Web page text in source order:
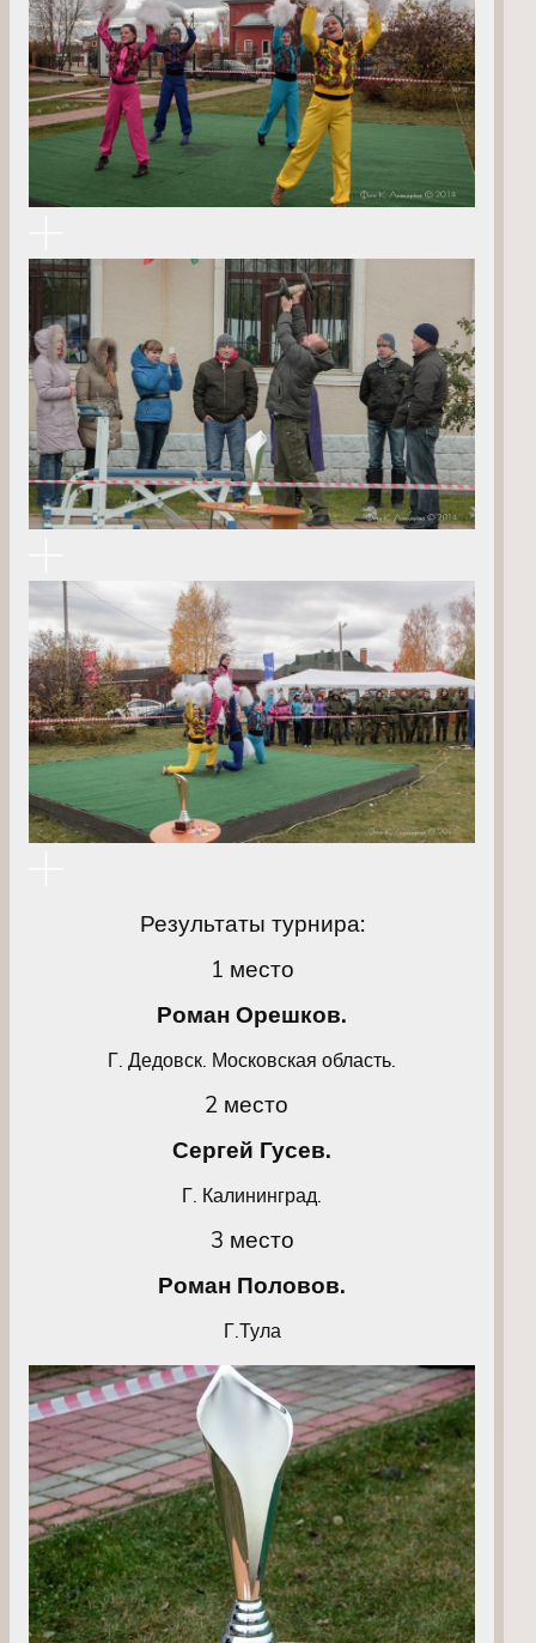
Результаты турнира:
1 место
Роман Орешков.
Г. Дедовск. Московская область.
2 место
Сергей Гусев.
Г. Калининград.
3 место
Роман Половов.
Г.Тула